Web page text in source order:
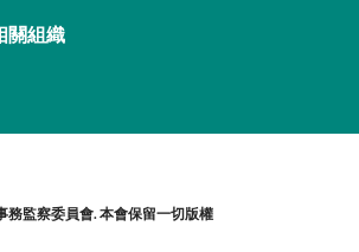
關組織
務監察委員會. 本會保留一切版權